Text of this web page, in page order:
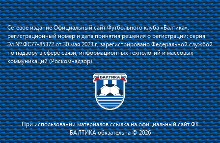
Сетевое издание Официальный сайт Футбольного клуба «Балтика»,
регистрационный номер и дата принятия решения о регистрации: серия
Эл № ФС77-85372 от 30 мая 2023 г, зарегистрировано Федеральной службой
по надзору в сфере связи, информационных технологий и массовых
коммуникаций (Роскомнадзор).
При использовании материалов ссылка на официальный сайт ФК
БАЛТИКА обязательна © 2026